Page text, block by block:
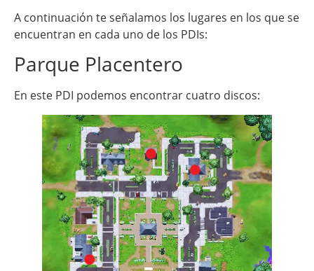
A continuación te señalamos los lugares en los que se
encuentran en cada uno de los PDIs:
Parque Placentero
En este PDI podemos encontrar cuatro discos: